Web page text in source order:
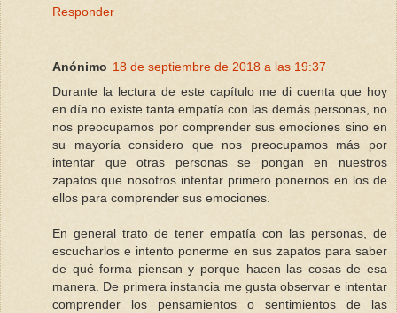
Responder
Anónimo 18 de septiembre de 2018 a las 19:37
Durante la lectura de este capítulo me di cuenta que hoy
en día no existe tanta empatía con las demás personas, no
nos preocupamos por comprender sus emociones sino en
su mayoría considero que nos preocupamos más por
intentar que otras personas se pongan en nuestros
zapatos que nosotros intentar primero ponernos en los de
ellos para comprender sus emociones.
En general trato de tener empatía con las personas, de
escucharlos e intento ponerme en sus zapatos para saber
de qué forma piensan y porque hacen las cosas de esa
manera. De primera instancia me gusta observar e intentar
comprender los pensamientos o sentimientos de las